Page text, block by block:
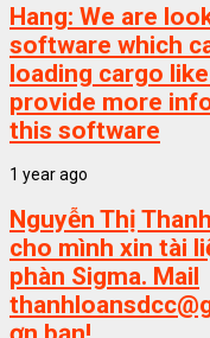
Hang: We are
software which
loading cargo
provide more
this software
1 year ago
Nguyễn Thị
cho mình xin tài
phàn Sigma. Mail